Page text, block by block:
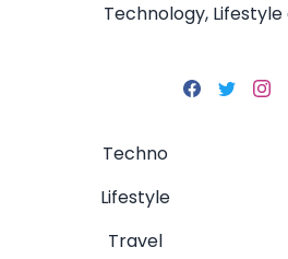
Technology,
Techno
Lifestyle
Travel